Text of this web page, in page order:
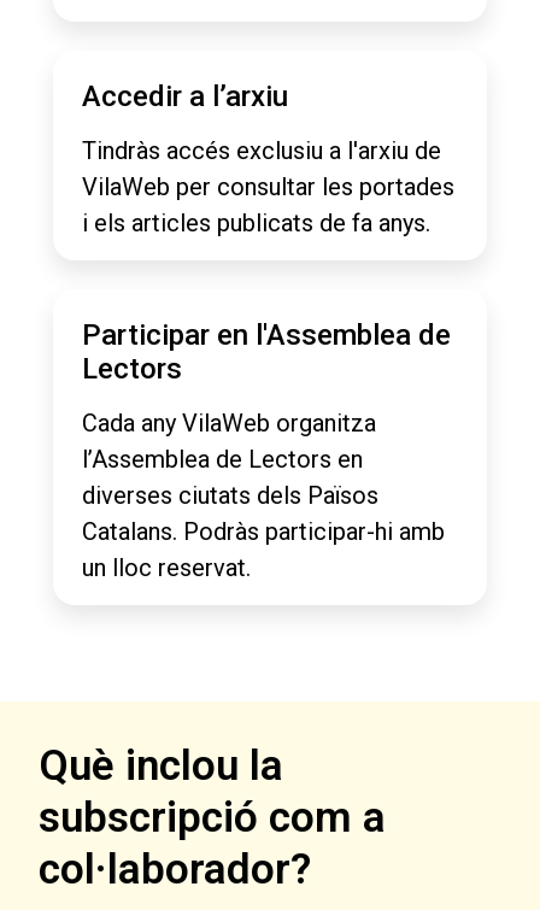
Accedir a l’arxiu
Tindràs accés exclusiu a l'arxiu de
VilaWeb per consultar les portades
i els articles publicats de fa anys.
Participar en l'Assemblea de
Lectors
Cada any VilaWeb organitza
l’Assemblea de Lectors en
diverses ciutats dels Països
Catalans. Podràs participar-hi amb
un lloc reservat.
Què inclou la
subscripció com a
col·laborador?